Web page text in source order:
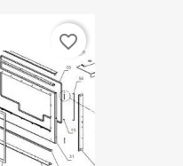
favorite_border